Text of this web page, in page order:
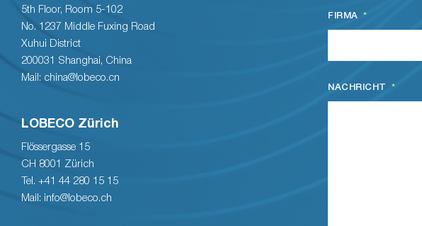
5th Floor, Room 5-102
No. 1237 Middle Fuxing Road
Xuhui District
200031 Shanghai, China
Mail: china@lobeco.cn
LOBECO Zürich
Flössergasse 15
CH 8001 Zürich
Tel. +41 44 280 15 15
Mail: info@lobeco.ch
FIRMA
NACHRICHT